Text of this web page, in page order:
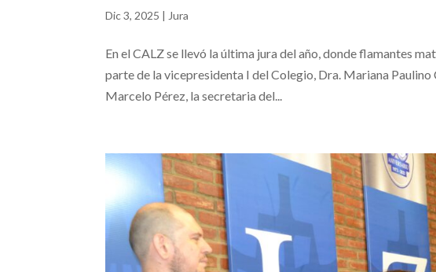
Dic 3, 2025 | Jura
En el CALZ se llevó la última jura del año, donde flamantes
parte de la vicepresidenta I del Colegio, Dra. Mariana
Marcelo Pérez, la secretaria del...